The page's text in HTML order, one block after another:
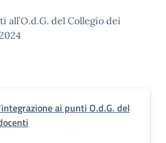
del Collegio dei
ai punti O.d.G. del